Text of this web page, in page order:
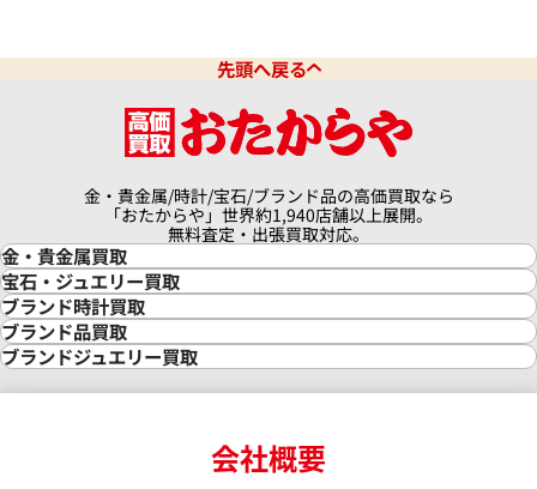
先頭へ戻る
金・貴金属/時計/宝石/ブランド品の高価買取なら
「おたからや」世界約1,940店舗以上展開。
無料査定・出張買取対応。
金・貴金属買取
金買取
金の相場価格情報
金の参考買取価格一覧
インゴット買取
インゴットの相場価格情報
24金買取
宝石・ジュエリー買取
宝石・ジュエリー買取
ダイヤモンド買取
ダイヤモンド・宝石の参考価格一覧
リング・結婚指輪買取
エメラルド買取
ブランド時計買取
時計買取
ロレックス買取
ロレックス デイトナ買取
ロレックス サブマリーナー買取
ロレックス エクスプローラー買取
ロレックス デイトジャスト買取
ブランド品買取
ブランド買取
ブランドジュエリー買取
ヴァンクリーフ＆アーペル買取会社概要